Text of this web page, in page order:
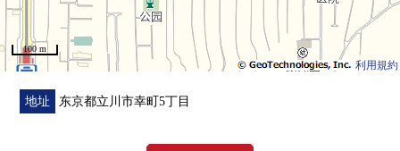
利用規約
100 m
地址 东京都立川市幸町5丁目